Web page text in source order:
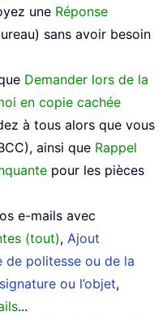
une Réponse
sans avoir besoin
Demander lors de la
en copie cachée
à tous alors que vous
ainsi que Rappel
pour les pièces
e-mails avec
(tout), Ajout
de politesse ou de la
ou l’objet,
...